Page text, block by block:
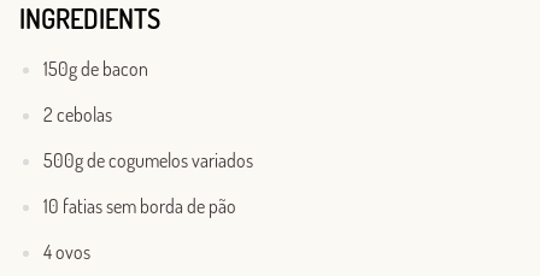
INGREDIENTS
150g de bacon
2 cebolas
500g de cogumelos variados
10 fatias sem borda de pão
4 ovos